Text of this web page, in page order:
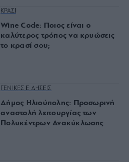
ΚΡΑΣΙ
Wine Code: Ποιος είναι ο
καλύτερος τρόπος να κρυώσεις
το κρασί σου;
ΓΕΝΙΚΕΣ ΕΙΔΗΣΕΙΣ
Δήμος Ηλιούπολης: Προσωρινή
αναστολή λειτουργίας των
Πολυκέντρων Ανακύκλωσης